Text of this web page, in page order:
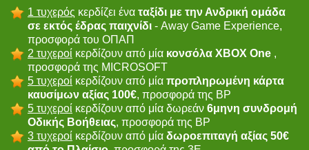
1 τυχερός κερδίζει ένα ταξίδι με την Ανδρική ομάδα
σε εκτός έδρας παιχνίδι - Away Game Experience,
προσφορά του ΟΠΑΠ
2 τυχεροί κερδίζουν από μία κονσόλα ΧΒΟΧ One ,
προσφορά της MICROSOFT
5 τυχεροί κερδίζουν από μία προπληρωμένη κάρτα
καυσίμων αξίας 100€, προσφορά της ΒP
5 τυχεροί κερδίζουν από μία δωρεάν 6μηνη συνδρομή
Οδικής Βοήθειας, προσφορά της ΒP
3 τυχεροί κερδίζουν από μία δωροεπιταγή αξίας 50€